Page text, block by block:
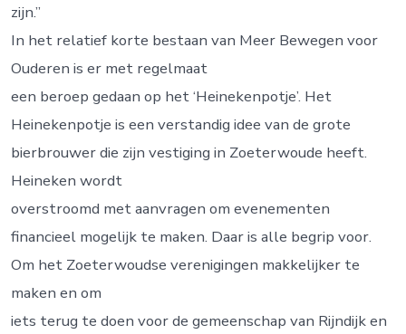
zijn.”
In het relatief korte bestaan van Meer Bewegen voor
Ouderen is er met regelmaat
een beroep gedaan op het ‘Heinekenpotje’. Het
Heinekenpotje is een verstandig idee van de grote
bierbrouwer die zijn vestiging in Zoeterwoude heeft.
Heineken wordt
overstroomd met aanvragen om evenementen
financieel mogelijk te maken. Daar is alle begrip voor.
Om het Zoeterwoudse verenigingen makkelijker te
maken en om
iets terug te doen voor de gemeenschap van Rijndijk en